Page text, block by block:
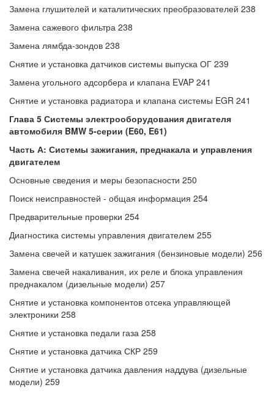
Замена глушителей и каталитических преобразователей 238
Замена сажевого фильтра 238
Замена лямбда-зондов 238
Снятие и установка датчиков системы выпуска ОГ 239
Замена угольного адсорбера и клапана EVAP 241
Снятие и установка радиатора и клапана системы EGR 241
Глава 5 Системы электрооборудования двигателя
автомобиля BMW 5-серии (E60, E61)
Часть А: Системы зажигания, преднакала и управления
двигателем
Основные сведения и меры безопасности 250
Поиск неисправностей - общая информация 254
Предварительные проверки 254
Диагностика системы управления двигателем 255
Замена свечей и катушек зажигания (бензиновые модели) 256
Замена свечей накаливания, их реле и блока управления
преднакалом (дизельные модели) 257
Снятие и установка компонентов отсека управляющей
электроники 258
Снятие и установка педали газа 258
Снятие и установка датчика СКР 259
Снятие и установка датчика давления наддува (дизельные
модели) 259